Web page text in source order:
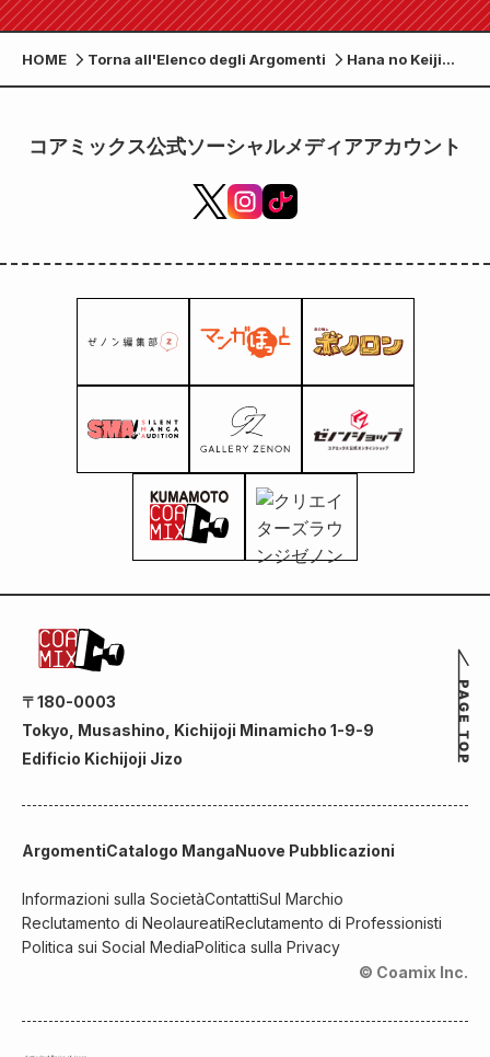
HOME Torna all'Elenco degli Argomenti
Hana no Keiji
35th
Shichimi
コアミックス公式ソーシャルメディアアカウント
〒180-0003
Tokyo, Musashino, Kichijoji Minamicho 1-9-9
Edificio Kichijoji Jizo
ArgomentiCatalogo MangaNuove Pubblicazioni
Informazioni sulla SocietàContattiSul Marchio
Reclutamento di NeolaureatiReclutamento di Professionisti
Politica sui Social MediaPolitica sulla Privacy
© Coamix Inc.